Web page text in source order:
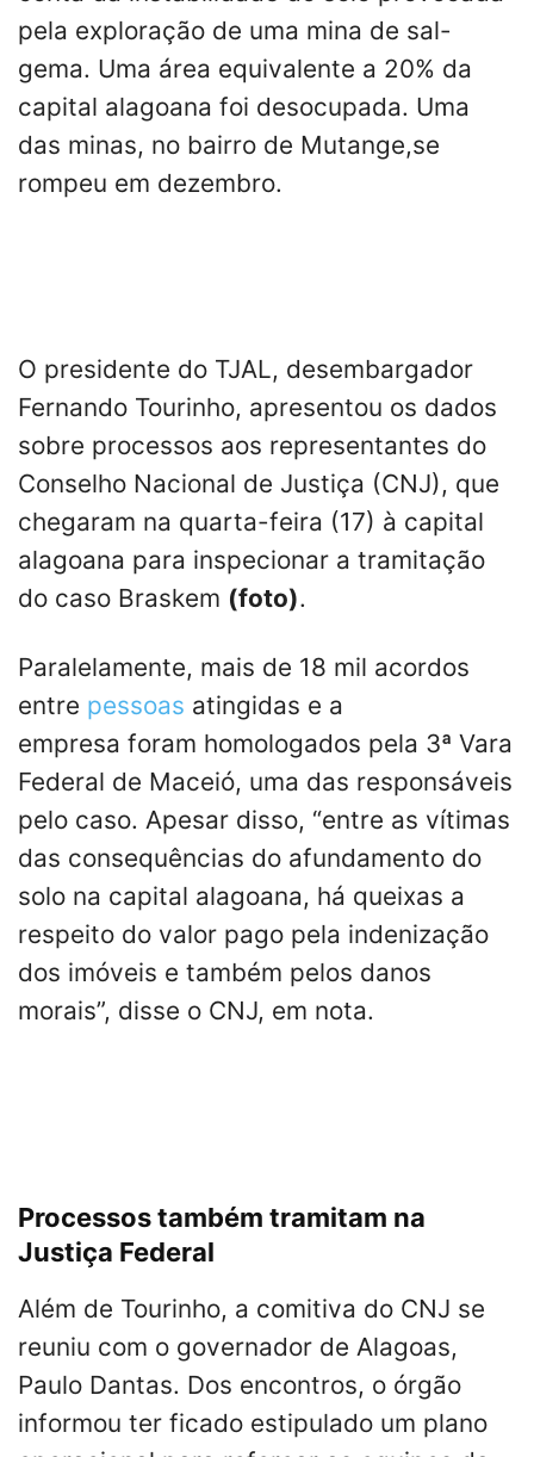
pela exploração de uma mina de sal-
gema. Uma área equivalente a 20% da
capital alagoana foi desocupada. Uma
das minas, no bairro de Mutange,se
rompeu em dezembro.
O presidente do TJAL, desembargador
Fernando Tourinho, apresentou os dados
sobre processos aos representantes do
Conselho Nacional de Justiça (CNJ), que
chegaram na quarta-feira (17) à capital
alagoana para inspecionar a tramitação
do caso Braskem (foto).
Paralelamente, mais de 18 mil acordos
entre pessoas atingidas e a
empresa foram homologados pela 3ª Vara
Federal de Maceió, uma das responsáveis
pelo caso. Apesar disso, “entre as vítimas
das consequências do afundamento do
solo na capital alagoana, há queixas a
respeito do valor pago pela indenização
dos imóveis e também pelos danos
morais”, disse o CNJ, em nota.
Processos também tramitam na
Justiça Federal
Além de Tourinho, a comitiva do CNJ se
reuniu com o governador de Alagoas,
Paulo Dantas. Dos encontros, o órgão
informou ter ficado estipulado um plano